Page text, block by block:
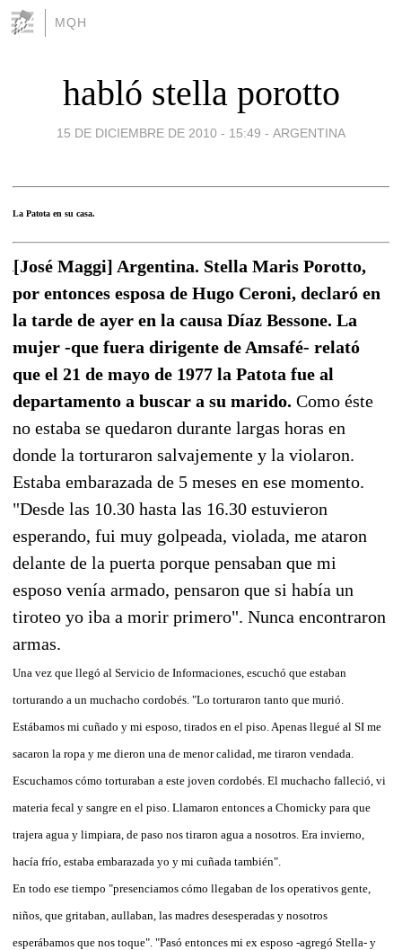
MQH
habló stella porotto
15 DE DICIEMBRE DE 2010 - 15:49 - ARGENTINA
La Patota en su casa.
[José Maggi] Argentina. Stella Maris Porotto,
por entonces esposa de Hugo Ceroni, declaró en
la tarde de ayer en la causa Díaz Bessone. La
mujer -que fuera dirigente de Amsafé- relató
que el 21 de mayo de 1977 la Patota fue al
departamento a buscar a su marido. Como éste
no estaba se quedaron durante largas horas en
donde la torturaron salvajemente y la violaron.
Estaba embarazada de 5 meses en ese momento.
"Desde las 10.30 hasta las 16.30 estuvieron
esperando, fui muy golpeada, violada, me ataron
delante de la puerta porque pensaban que mi
esposo venía armado, pensaron que si había un
tiroteo yo iba a morir primero". Nunca encontraron
armas.
Una vez que llegó al Servicio de Informaciones, escuchó que estaban
torturando a un muchacho cordobés. "Lo torturaron tanto que murió.
Estábamos mi cuñado y mi esposo, tirados en el piso. Apenas llegué al SI me
sacaron la ropa y me dieron una de menor calidad, me tiraron vendada.
Escuchamos cómo torturaban a este joven cordobés. El muchacho falleció, vi
materia fecal y sangre en el piso. Llamaron entonces a Chomicky para que
trajera agua y limpiara, de paso nos tiraron agua a nosotros. Era invierno,
hacía frío, estaba embarazada yo y mi cuñada también".
En todo ese tiempo "presenciamos cómo llegaban de los operativos gente,
niños, que gritaban, aullaban, las madres desesperadas y nosotros
esperábamos que nos toque". "Pasó entonces mi ex esposo -agregó Stella- y